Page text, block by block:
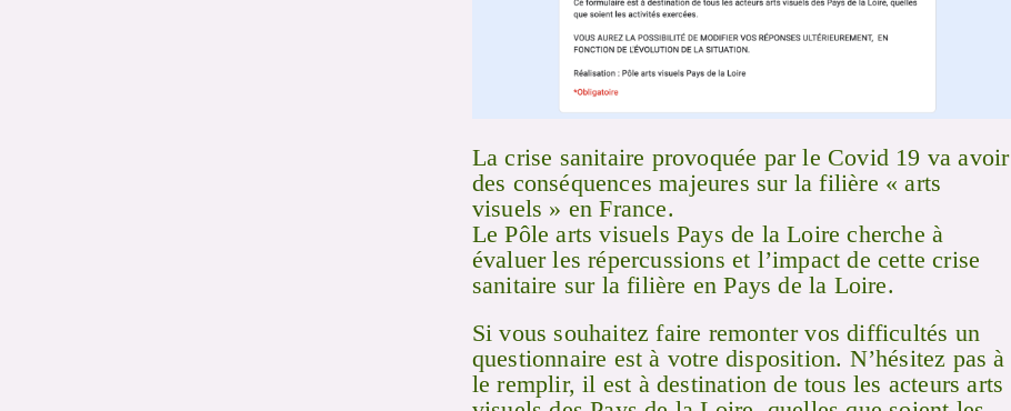
La crise sanitaire provoquée par le Covid 19 va avoir
des conséquences majeures sur la filière « arts
visuels » en France.
Le Pôle arts visuels Pays de la Loire cherche à
évaluer les répercussions et l’impact de cette crise
sanitaire sur la filière en Pays de la Loire.
Si vous souhaitez faire remonter vos difficultés un
questionnaire est à votre disposition. N’hésitez pas à
le remplir, il est à destination de tous les acteurs arts